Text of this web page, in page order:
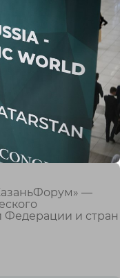
—
Федерации и стран